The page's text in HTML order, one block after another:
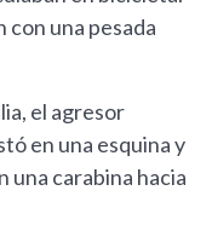
con una pesada
el agresor
en una esquina y
una carabina hacia